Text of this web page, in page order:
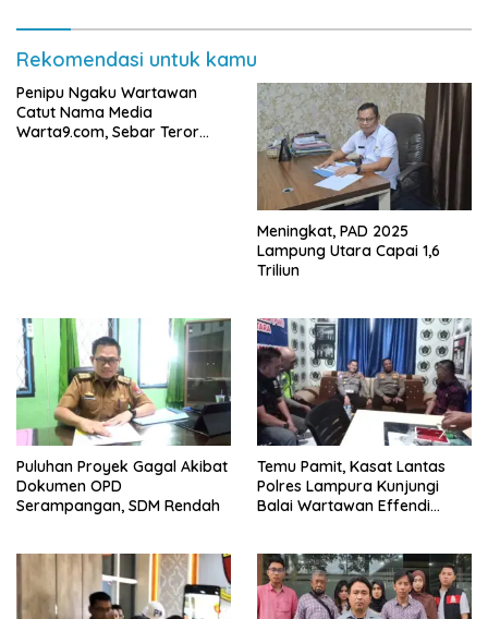
Rekomendasi untuk kamu
Penipu Ngaku Wartawan
Catut Nama Media
Warta9.com, Sebar Teror
Meningkat, PAD 2025
Lampung Utara Capai 1,6
Triliun
Puluhan Proyek Gagal Akibat
Dokumen OPD
Serampangan, SDM Rendah
Temu Pamit, Kasat Lantas
Polres Lampura Kunjungi
Balai Wartawan Effendi